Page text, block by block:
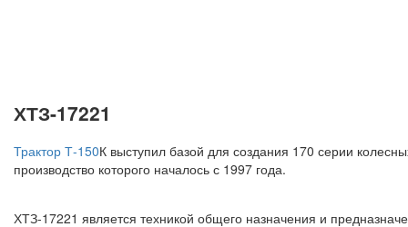
ХТЗ-17221
Трактор Т-150К выступил базой для создания 170 серии
производство которого началось с 1997 года.
ХТЗ-17221 является техникой общего назначения и